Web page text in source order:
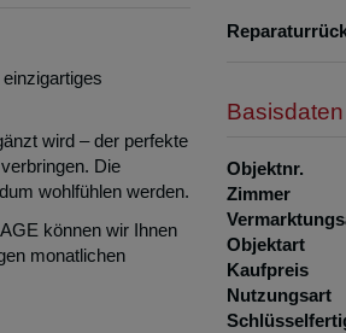
wird – der perfekte
Die
wohlfühlen werden.
können wir Ihnen
monatlichen
Objektnr.
Zimmer
Objektart
Kaufpreis
Nutzungsart